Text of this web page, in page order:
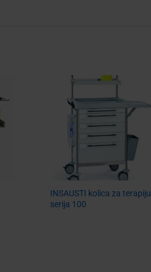
INSAUSTI kolica za terapiju
serija 100